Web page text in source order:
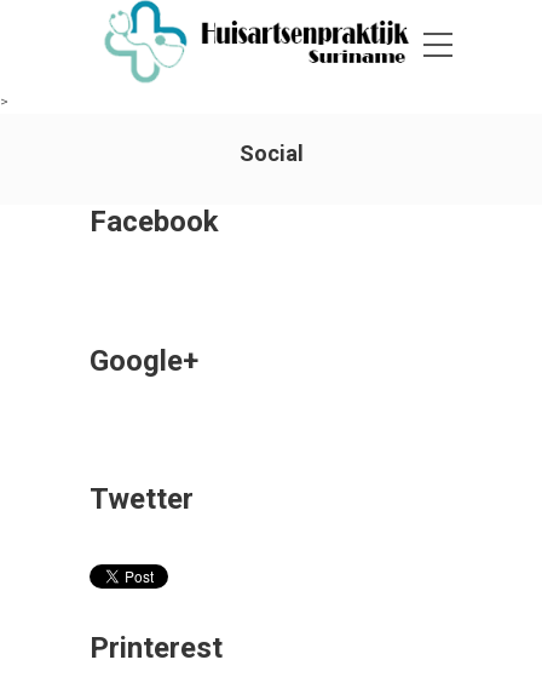
>
Social
Facebook
Google+
Twetter
Printerest